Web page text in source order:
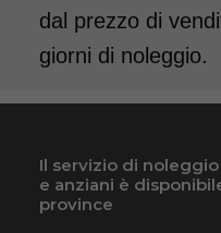
COSTO
da
SCHEDA
dal prezzo di
giorni di noleggio.
Il servizio di
e anziani è
province